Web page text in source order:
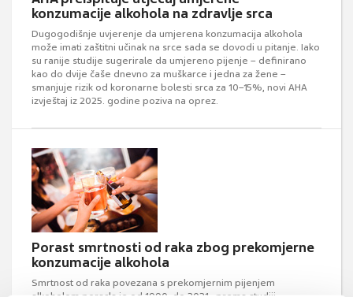
konzumacije alkohola na zdravlje srca
Dugogodišnje uvjerenje da umjerena konzumacija alkohola
može imati zaštitni učinak na srce sada se dovodi u pitanje. Iako
su ranije studije sugerirale da umjereno pijenje – definirano
kao do dvije čaše dnevno za muškarce i jedna za žene –
smanjuje rizik od koronarne bolesti srca za 10–15%, novi AHA
izvještaj iz 2025. godine poziva na oprez.
Porast smrtnosti od raka zbog prekomjerne
konzumacije alkohola
Smrtnost od raka povezana s prekomjernim pijenjem